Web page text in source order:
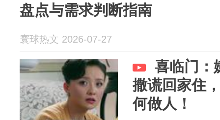
盘点与需求判断指南
寰球热文 2026-07-27
喜临门：
撒谎回家住
何做人！